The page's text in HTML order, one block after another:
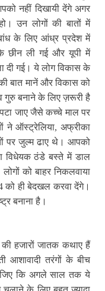
नहीं दिखायी देंगे अगर
उन लोगों की बातों में
के लिए आंध्र प्रदेश में
छीन ली गई और यूपी में
दी गई। ये लोग विकास के
बात मानें और विकास को
गुरु बनाने के लिए ज़रूरी है
जाए जैसे कच्चे माल पर
ने ऑस्ट्रेलिया, अफ्रीका
पर जुल्‍म ढाए थे। आपको
विधेयक ठंडे बस्‍ते में डाल
को बाहर निकलवाया
को ही बेदखल करवा देंगे।
बनाना है।
हजारों जातक कथाए हैं
तरंगों के बीच
कि अगले साल तक ये